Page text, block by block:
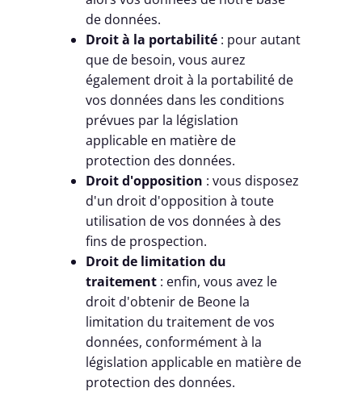
de données.
Droit à la portabilité : pour autant
que de besoin, vous aurez
également droit à la portabilité de
vos données dans les conditions
prévues par la législation
applicable en matière de
protection des données.
Droit d'opposition : vous disposez
d'un droit d'opposition à toute
utilisation de vos données à des
fins de prospection.
Droit de limitation du
traitement : enfin, vous avez le
droit d'obtenir de Beone la
limitation du traitement de vos
données, conformément à la
législation applicable en matière de
protection des données.